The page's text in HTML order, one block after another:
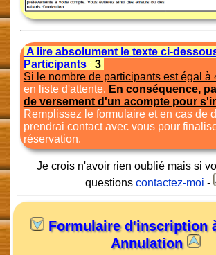
A lire absolument le texte ci-
Participants: 3
Si le nombre de participants est égal à
en liste d'attente. En conséquence,
de versement d'un acompte pour
Remplissez le formulaire et en cas de
prendrai contact avec vous pour
réservation.
Je crois n'avoir rien oublié mais si
questionscontactez-moi -
Formulaire d'inscription
Annulation